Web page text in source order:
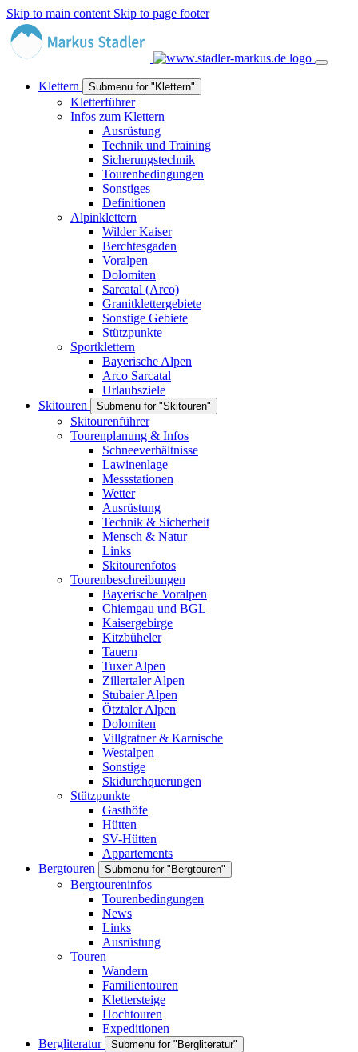
Skip to main content Skip to page footer
Klettern Submenu for "Klettern"
Kletterführer
Infos zum Klettern
Ausrüstung
Technik und Training
Sicherungstechnik
Tourenbedingungen
Sonstiges
Definitionen
Alpinklettern
Wilder Kaiser
Berchtesgaden
Voralpen
Dolomiten
Sarcatal (Arco)
Granitklettergebiete
Sonstige Gebiete
Stützpunkte
Sportklettern
Bayerische Alpen
Arco Sarcatal
Urlaubsziele
Skitouren
Submenu for "Skitouren"
Skitourenführer
Tourenplanung & Infos
Schneeverhältnisse
Lawinenlage
Messstationen
Wetter
Ausrüstung
Technik & Sicherheit
Mensch & Natur
Links
Skitourenfotos
Tourenbeschreibungen
Bayerische Voralpen
Chiemgau und BGL
Kaisergebirge
Kitzbüheler
Tauern
Tuxer Alpen
Zillertaler Alpen
Stubaier Alpen
Ötztaler Alpen
Dolomiten
Villgratner & Karnische
Westalpen
Sonstige
Skidurchquerungen
Stützpunkte
Gasthöfe
Hütten
SV-Hütten
Appartements
Bergtouren
Submenu for "Bergtouren"
Bergtoureninfos
Tourenbedingungen
News
Links
Ausrüstung
Touren
Wandern
Familientouren
Klettersteige
Hochtouren
Expeditionen
Bergliteratur
Submenu for "Bergliteratur"